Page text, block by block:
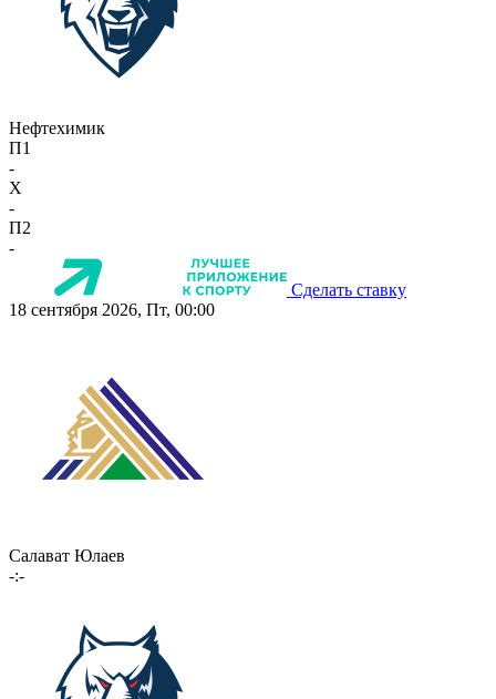
Нефтехимик
П1
-
X
-
П2
-
Сделать ставку
18 сентября 2026, Пт, 00:00
Салават Юлаев
-:-